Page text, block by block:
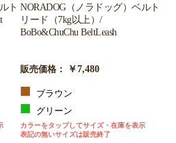
ト NORADOG（ノラドッグ）ベルト
リード（7kg以上）/
BoBo&ChuChu BeltLeash
販売価格： ￥7,480
ブラウン
グリーン
カラーをタップしてサイズ・在庫を表示
表記の無いサイズは販売終了